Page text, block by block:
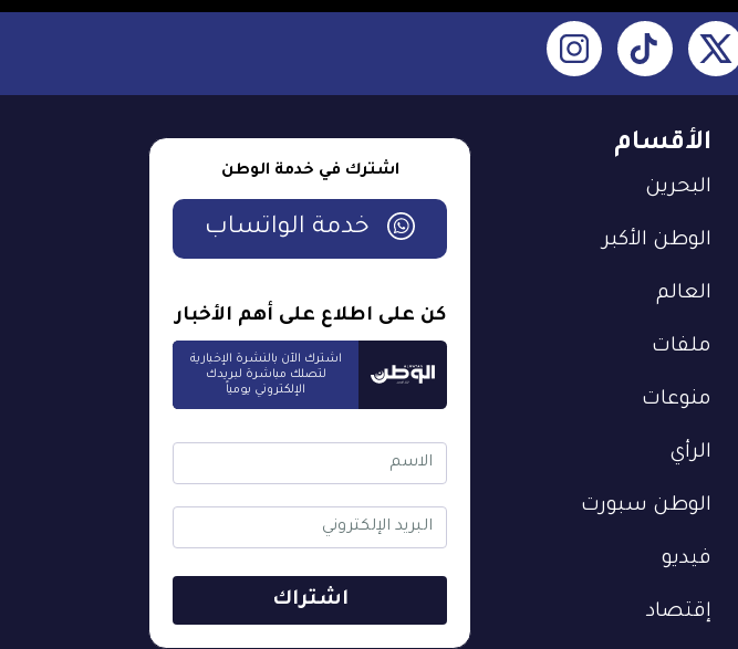
الأقسام
البحرين
الوطن الأكبر
العالم
ملفات
منوعات
الرأي
الوطن سبورت
فيديو
إقتصاد
اشترك في خدمة الوطن
خدمة الواتساب
كن على اطلاع على أهم الأخبار
اشترك الآن بالنشرة الإخبارية
لتصلك مباشرة لبريدك
الإلكتروني يومياً
اشتراك